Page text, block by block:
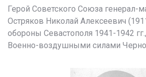
Герой Советского Союза генерал-
Остряков Николай Алексеевич
обороны Севастополя 1941-1942
Военно-воздушными силами